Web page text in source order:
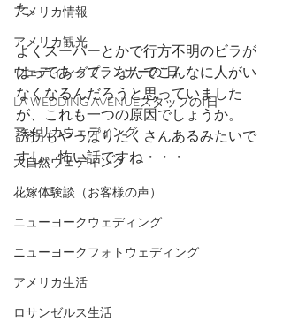
アメリカ情報
アメリカ観光
ウェディングプランナーの1日
LA WEDDING AVENUEスタッフの1日
アメリカウェディング
大自然ウェディング
花嫁体験談（お客様の声）
ニューヨークウェディング
ニューヨークフォトウェディング
アメリカ生活
ロサンゼルス生活
た。
よくスーパーとかで行方不明のビラが
はってあって、なんでこんなに人がい
なくなるんだろうと思っていました
が、これも一つの原因でしょうか。
誘拐もやっぱりたくさんあるみたいで
すし、怖い話ですね・・・